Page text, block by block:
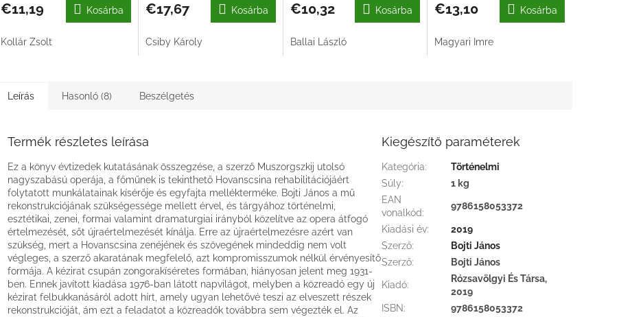
€11,19 Kosárba
Kollár Zsolt
€17,67 Kosárba
Csiby Károly
€10,32 Kosárba
Ballai László
€13,10 Kosárba
Magyari Imre
Leírás Hasonló (8) Beszélgetés
Termék részletes leírása
Ez a könyv évtizedek kutatásának összegzése, a szerző Muszorgszkij utolsó
nagyszabású operája, a főműnek is tekinthető Hovanscsina rehabilitációjáért
folytatott munkálatainak kísérője és egyfajta mellékterméke. Bojti János a mű
rekonstrukciójának szükségessége mellett érvel, és tárgyához történelmi,
esztétikai, zenei, formai valamint dramaturgiai irányból közelítve az opera átfogó
értelmezését, sőt újraértelmezését kínálja. Erre az újraértelmezésre azért van
szükség, mert a Hovanscsina zenéjének és szövegének mindeddig nem volt
végleges, a szerző akaratának megfelelő, azt kompromisszumok nélkül érvényesítő
formája. A kézirat csupán zongorakíséretes formában, hiányosan jelent meg 1931-
ben. Ennek javított kiadása 1976-ban látott napvilágot, melyben a közreadó egy új
kézirat felbukkanásáról adott hírt, amely ugyan lehetővé teszi az elveszett részek
rekonstrukcióját, ám ezt a feladatot a közreadók továbbra sem végezték el. Az
Kiegészítő paraméterek
Kategória:
Történelmi
Súly:
1 kg
EAN
vonalkód:
9786158053372
Kiadási év:
2019
Szerző:
Bojti János
Szerző: Bojti János
Kiadó:
Rózsavölgyi És Társa,
2019
ISBN:
9786158053372